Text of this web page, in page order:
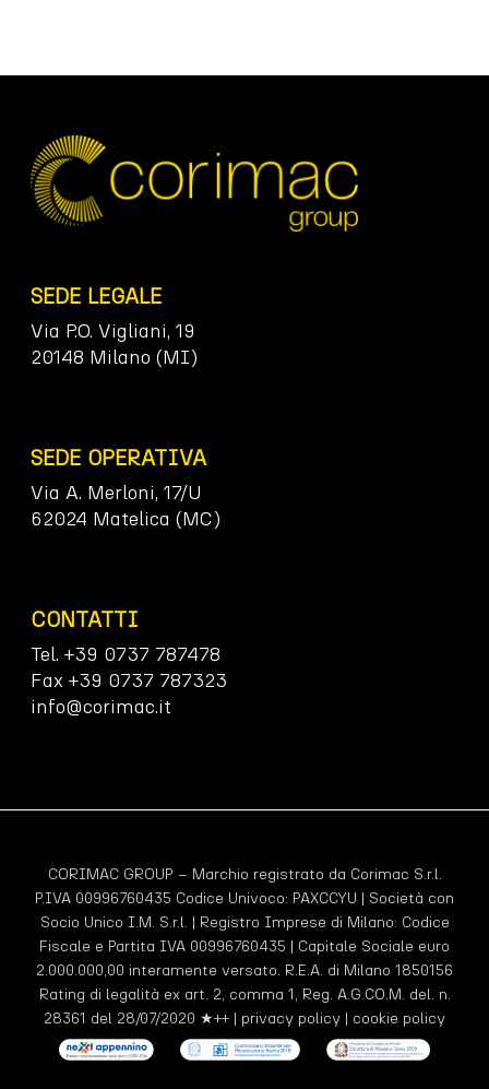
SEDE LEGALE
Via P.O. Vigliani, 19
20148 Milano (MI)
SEDE OPERATIVA
Via A. Merloni, 17/U
62024 Matelica (MC)
CONTATTI
Tel. +39 0737 787478
Fax +39 0737 787323
info@corimac.it
CORIMAC GROUP – Marchio registrato da Corimac S.r.l.
P.IVA 00996760435 Codice Univoco: PAXCCYU | Società con
Socio Unico I.M. S.r.l. | Registro Imprese di Milano: Codice
Fiscale e Partita IVA 00996760435 | Capitale Sociale euro
2.000.000,00 interamente versato. R.E.A. di Milano 1850156
Rating di legalità ex art. 2, comma 1, Reg. A.G.CO.M. del. n.
28361 del 28/07/2020 ★++ | privacy policy | cookie policy